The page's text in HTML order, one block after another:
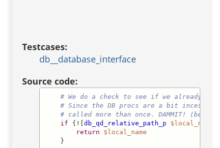
Testcases:
db__database_interface
Source code:
# We do a check to see if we already
# Since the DB procs are a bit
# called more than once. DAMMIT! (ben)
if {![ db_qd_relative_path_p $local_name
return
$local_name
}